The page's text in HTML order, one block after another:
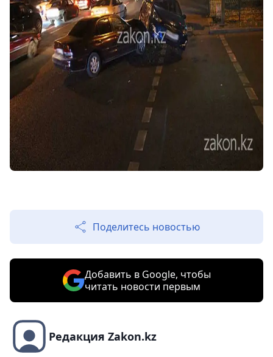
Поделитесь новостью
Добавить в Google, чтобы
читать новости первым
Редакция Zakon.kz